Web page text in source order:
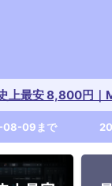
最安 8,800円｜
08-09まで